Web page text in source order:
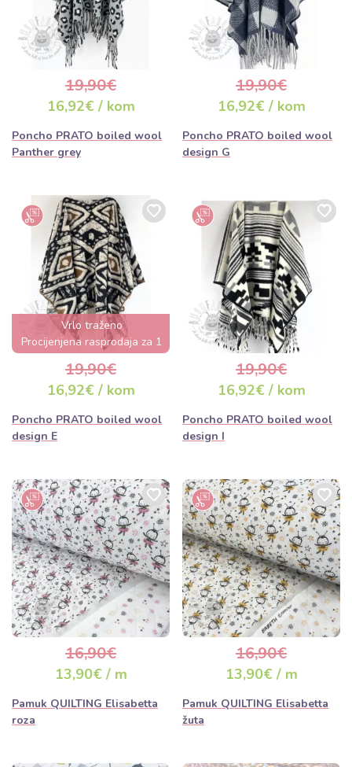
19,90€
16,92€ / kom
Poncho PRATO boiled wool
Panther grey
19,90€
16,92€ / kom
Poncho PRATO boiled wool
design G
Vrlo traženo
Procijenjena rasprodaja za 1
dan
19,90€
16,92€ / kom
Poncho PRATO boiled wool
design E
19,90€
16,92€ / kom
Poncho PRATO boiled wool
design I
16,90€
13,90€ / m
Pamuk QUILTING Elisabetta
roza
16,90€
13,90€ / m
Pamuk QUILTING Elisabetta
žuta